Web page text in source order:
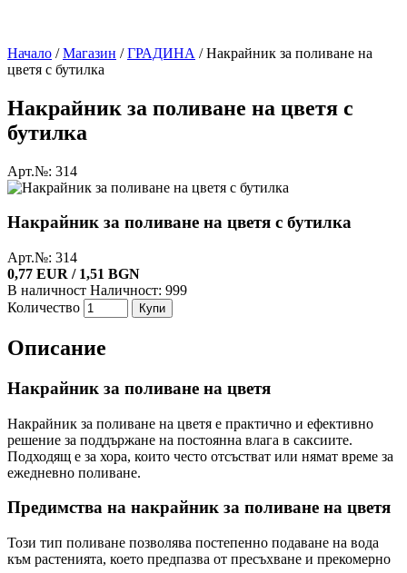
Начало / Магазин / ГРАДИНА / Накрайник за поливане на
цветя с бутилка
Накрайник за поливане на цветя с
бутилка
Арт.№: 314
Накрайник за поливане на цветя с бутилка
Арт.№: 314
0,77 EUR / 1,51 BGN
В наличност Наличност: 999
Количество
Купи
Описание
Накрайник за поливане на цветя
Накрайник за поливане на цветя е практично и ефективно
решение за поддържане на постоянна влага в саксиите.
Подходящ е за хора, които често отсъстват или нямат време за
ежедневно поливане.
Предимства на накрайник за поливане на цветя
Този тип поливане позволява постепенно подаване на вода
към растенията, което предпазва от пресъхване и прекомерно